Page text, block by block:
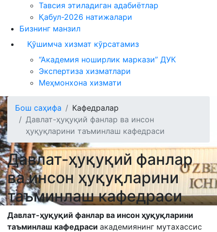
Тавсия этиладиган адабиётлар
Қабул-2026 натижалари
Бизнинг манзил
Қўшимча хизмат кўрсатамиз
“Академия ноширлик маркази” ДУК
Экспертиза хизматлари
Меҳмонхона хизмати
Бош саҳифа
Кафедралар
Давлат-ҳуқуқий фанлар ва инсон
ҳуқуқларини таъминлаш кафедраси
Давлат-ҳуқуқий фанлар
ва инсон ҳуқуқларини
таъминлаш кафедраси
Давлат-ҳуқуқий фанлар ва инсон ҳуқуқларини
таъминлаш кафедраси академиянинг мутахассис